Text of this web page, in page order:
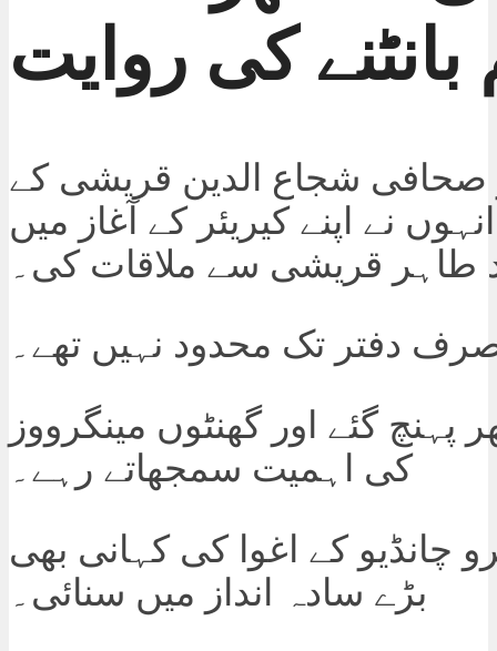
بانٹنے کی روایت
صحافی شجاع الدین قریشی کے
نے اپنے کیریئر کے آغاز میں
طاہر قریشی سے ملاقات کی۔
دفتر تک محدود نہیں تھے۔
پہنچ گئے اور گھنٹوں مینگرووز
کی اہمیت سمجھاتے رہے۔
چانڈیو کے اغوا کی کہانی بھی
بڑے سادہ انداز میں سنائی۔